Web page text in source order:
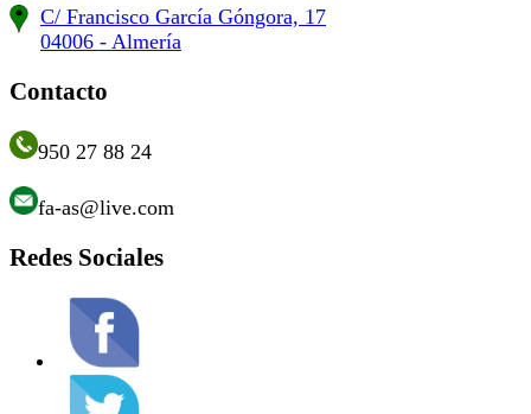
C/ Francisco García Góngora, 17
04006 - Almería
Contacto
950 27 88 24
fa-as@live.com
Redes Sociales